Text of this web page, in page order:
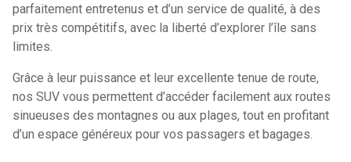
parfaitement entretenus et d’un service de qualité, à des
prix très compétitifs, avec la liberté d’explorer l’île sans
limites.
Grâce à leur puissance et leur excellente tenue de route,
nos SUV vous permettent d’accéder facilement aux routes
sinueuses des montagnes ou aux plages, tout en profitant
d’un espace généreux pour vos passagers et bagages.